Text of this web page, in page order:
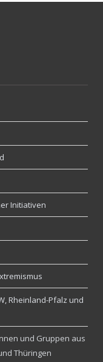
Initiativen
Rheinland-Pfalz und
und Gruppen aus
Thüringen